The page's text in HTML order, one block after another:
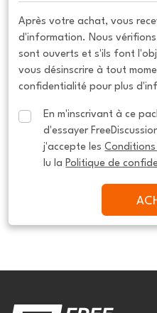
Après votre achat, vous
d'information. Nous
sont ouverts et s'ils font
vous désinscrire à tout
confidentialité pour plus
En m'inscrivant à ce
d'essayer
j'accepte les
lu la Politique de